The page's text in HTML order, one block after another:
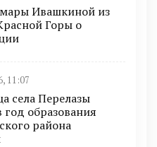
Ивашкиной из
Горы о
11:07
села Перелазы
год образования
района